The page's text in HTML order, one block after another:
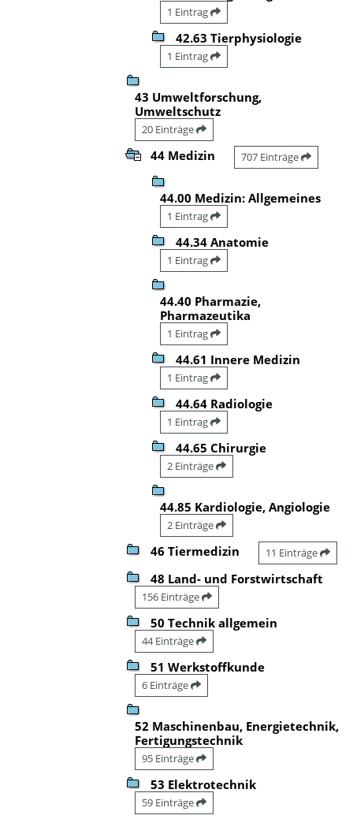
1 Eintrag
42.63 Tierphysiologie
1 Eintrag
43 Umweltforschung,
Umweltschutz
20 Einträge
44 Medizin 707 Einträge
44.00 Medizin: Allgemeines
1 Eintrag
44.34 Anatomie
1 Eintrag
44.40 Pharmazie,
Pharmazeutika
1 Eintrag
44.61 Innere Medizin
1 Eintrag
44.64 Radiologie
1 Eintrag
44.65 Chirurgie
2 Einträge
44.85 Kardiologie, Angiologie
2 Einträge
46 Tiermedizin 11 Einträge
48 Land- und Forstwirtschaft
156 Einträge
50 Technik allgemein
44 Einträge
51 Werkstoffkunde
6 Einträge
52 Maschinenbau, Energietechnik,
Fertigungstechnik
95 Einträge
53 Elektrotechnik
59 Einträge